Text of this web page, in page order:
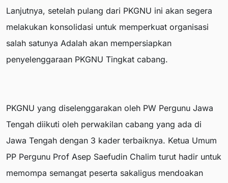
Lanjutnya, setelah pulang dari PKGNU ini akan segera
melakukan konsolidasi untuk memperkuat organisasi
salah satunya Adalah akan mempersiapkan
penyelenggaraan PKGNU Tingkat cabang.
PKGNU yang diselenggarakan oleh PW Pergunu Jawa
Tengah diikuti oleh perwakilan cabang yang ada di
Jawa Tengah dengan 3 kader terbaiknya. Ketua Umum
PP Pergunu Prof Asep Saefudin Chalim turut hadir untuk
memompa semangat peserta sakaligus mendoakan